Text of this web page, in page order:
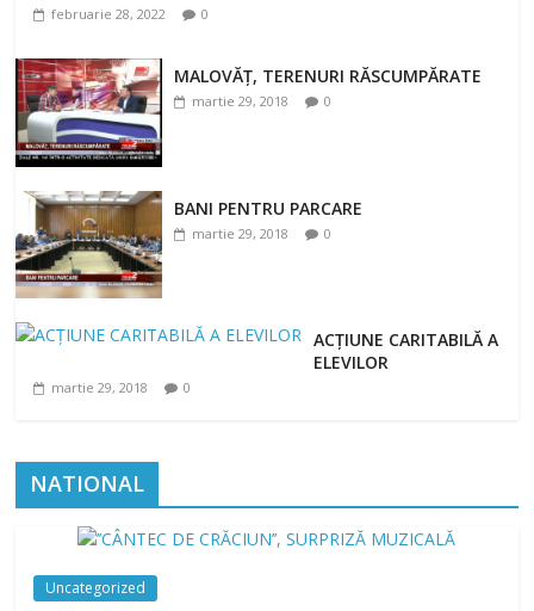
februarie 28, 2022 0
MALOVĂȚ, TERENURI RĂSCUMPĂRATE
martie 29, 2018 0
BANI PENTRU PARCARE
martie 29, 2018 0
ACȚIUNE CARITABILĂ A
ELEVILOR
martie 29, 2018 0
NATIONAL
Uncategorized